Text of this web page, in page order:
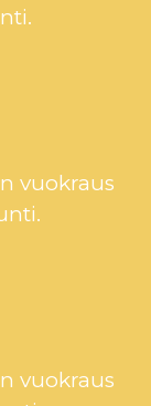
vuokraus
vuokraus